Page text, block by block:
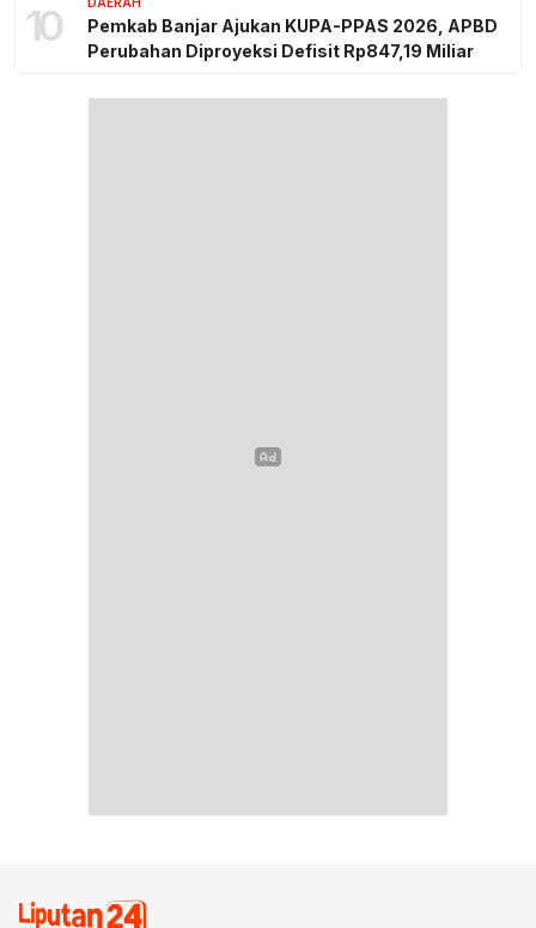
10
Pemkab Banjar Ajukan KUPA-PPAS 2026, APBD
Perubahan Diproyeksi Defisit Rp847,19 Miliar